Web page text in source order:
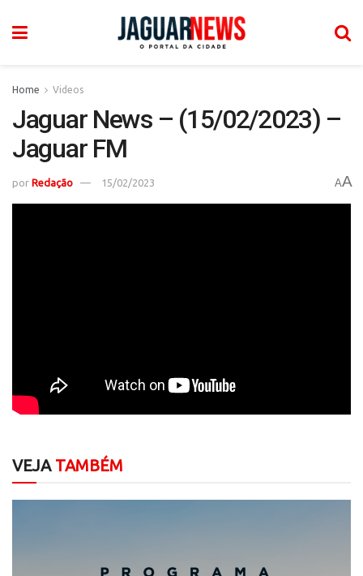
Home Videos
Jaguar News – (15/02/2023) –
Jaguar FM
por Redação 15/02/2023 AA
VEJATAMBÉM